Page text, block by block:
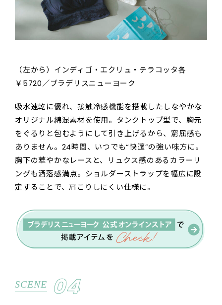
（左から）インディゴ・エクリュ・テラコッタ各
￥5720／ブラデリスニューヨーク
吸水速乾に優れ、接触冷感機能を搭載したしなやかな
オリジナル綿混素材を使用。タンクトップ型で、胸元
をぐるりと包むようにして引き上げるから、窮屈感も
ありません。24時間、いつでも“快適”の強い味方に。
胸下の華やかなレースと、リュクス感のあるカラーリ
ングも洒落感満点。ショルダーストラップを幅広に設
定することで、肩こりしにくい仕様に。
SCENE 04